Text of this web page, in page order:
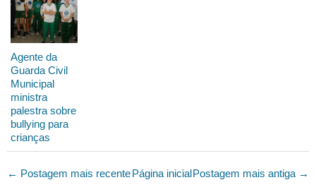
Agente da
Guarda Civil
Municipal
ministra
palestra sobre
bullying para
crianças
← Postagem mais recente Postagem mais antiga →
Página inicial